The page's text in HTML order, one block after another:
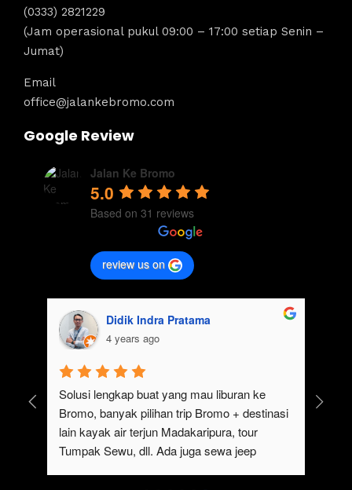
(0333) 2821229
(Jam operasional pukul 09:00 – 17:00 setiap Senin –
Jumat)
Email
office@jalankebromo.com
Google Review
Jalan Ke Bromo
5.0
Based on 31 reviews
review us on
Didik Indra Pratama
4 years ago
Solusi lengkap buat yang mau liburan ke
Bromo, banyak pilihan trip Bromo + destinasi
lain kayak air terjun Madakaripura, tour
Tumpak Sewu, dll. Ada juga sewa jeep